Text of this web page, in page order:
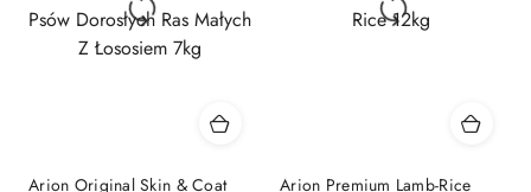
Arion Original Skin & Coat
Arion Premium Lamb-Rice